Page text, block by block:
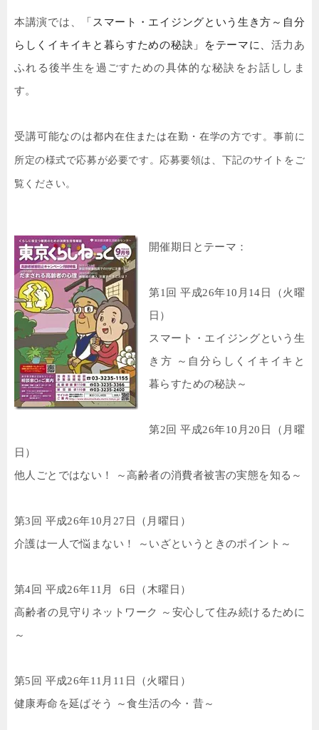
本講演では、 「 スマート・エイジングという生き方～自分
らしくイキイキと暮らすための秘訣」をテーマに、活力あ
ふれる後半生を過ごすための具体的な秘訣をお話ししま
す。
受講可能なのは都内在住または在勤・在学の方です。事前に
所定の様式で応募が必要です。応募要領は、下記のサイトをご
覧ください。
開催期日とテーマ：
第1 回 平成26年10 月 14 日（火曜
日）
スマート・エイジングという生
き方 ～自分らしくイキイキと
暮らすための秘訣～
第2回 平成26年10 月 20 日（月曜
日）
他人ごとではない！ ～高齢者の消費者被害の実態を知る～
第3 回 平成26年10 月 27 日（月曜日）
介護は一人で悩まない！ ～いざというときのポイント～
第4回 平成26年11 月 6 日（木曜日）
高齢者の見守りネットワーク ～安心して住み続けるために
～
第5 回 平成26年11 月 11 日（火曜日）
健康寿命を延ばそう ～食生活の今・昔～